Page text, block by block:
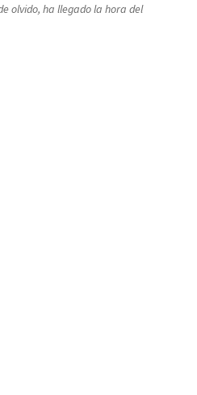
olvido, ha llegado la hora del